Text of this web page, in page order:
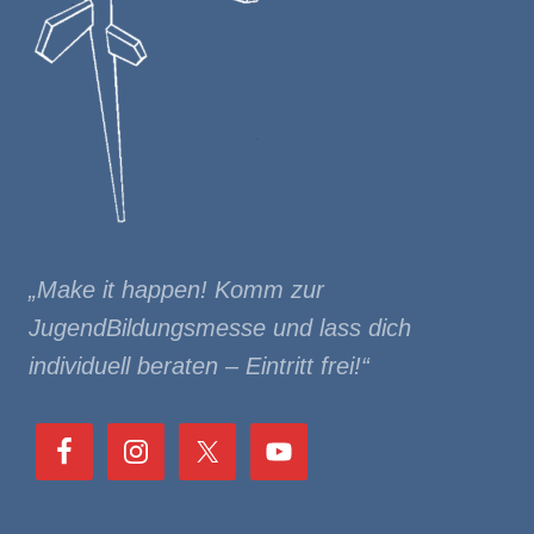
„Make it happen! Komm zur
JugendBildungsmesse und lass dich
individuell beraten – Eintritt frei!“